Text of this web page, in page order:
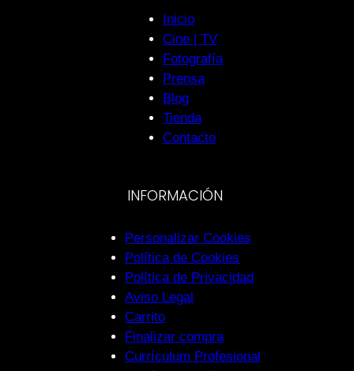
Inicio
Cine | TV
Fotografía
Prensa
Blog
Tienda
Contacto
INFORMACIÓN
Personalizar Cookies
Política de Cookies
Política de Privacidad
Aviso Legal
Carrito
Finalizar compra
Currículum Profesional